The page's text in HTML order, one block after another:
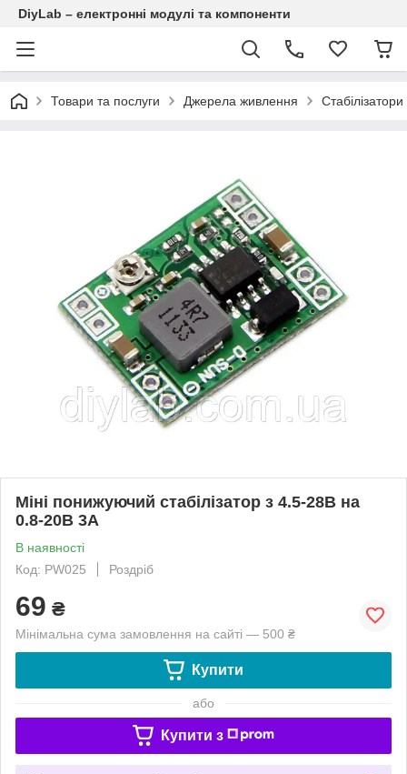
DiyLab – електронні модулі та компоненти
Товари та послуги Джерела живлення
Міні понижуючий стабілізатор з 4.5-28В на
0.8-20В 3А
В наявності
Код: PW025
Роздріб
69 ₴
Мінімальна сума замовлення на сайті — 500 ₴
Купити
або
Купити з